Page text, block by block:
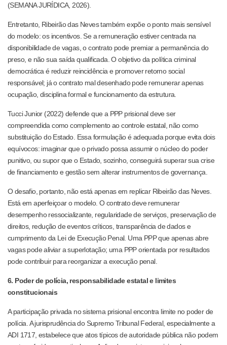
(SEMANA JURÍDICA, 2026).
Entretanto, Ribeirão das Neves também expõe o ponto mais sensível
do modelo: os incentivos. Se a remuneração estiver centrada na
disponibilidade de vagas, o contrato pode premiar a permanência do
preso, e não sua saída qualificada. O objetivo da política criminal
democrática é reduzir reincidência e promover retorno social
responsável; já o contrato mal desenhado pode remunerar apenas
ocupação, disciplina formal e funcionamento da estrutura.
Tucci Junior (2022) defende que a PPP prisional deve ser
compreendida como complemento ao controle estatal, não como
substituição do Estado. Essa formulação é adequada porque evita dois
equívocos: imaginar que o privado possa assumir o núcleo do poder
punitivo, ou supor que o Estado, sozinho, conseguirá superar sua crise
de financiamento e gestão sem alterar instrumentos de governança.
O desafio, portanto, não está apenas em replicar Ribeirão das Neves.
Está em aperfeiçoar o modelo. O contrato deve remunerar
desempenho ressocializante, regularidade de serviços, preservação de
direitos, redução de eventos críticos, transparência de dados e
cumprimento da Lei de Execução Penal. Uma PPP que apenas abre
vagas pode aliviar a superlotação; uma PPP orientada por resultados
pode contribuir para reorganizar a execução penal.
6. Poder de polícia, responsabilidade estatal e limites
constitucionais
A participação privada no sistema prisional encontra limite no poder de
polícia. A jurisprudência do Supremo Tribunal Federal, especialmente a
ADI 1717, estabelece que atos típicos de autoridade pública não podem